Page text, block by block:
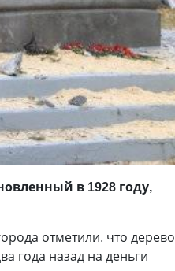
в 1928 году,
отметили, что дерево
года назад на деньги